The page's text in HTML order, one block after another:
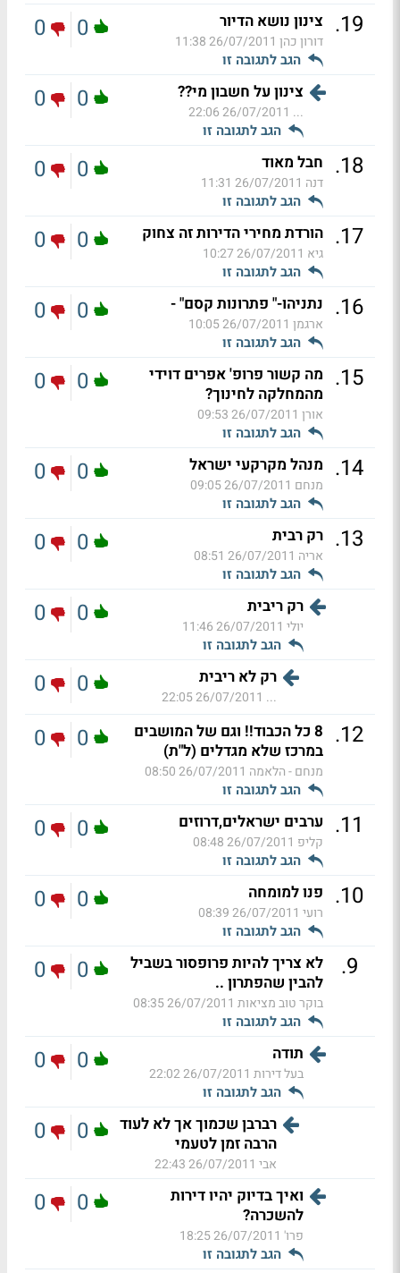
19
. צינון נושא הדיור
דורון כהן 26/07/2011 11:38
הגב לתגובה זו
0
0
צינון על חשבון מי??
...
26/07/2011 22:06
הגב לתגובה זו
0
0
18
. חבל מאוד
דנה 26/07/2011 11:31
הגב לתגובה זו
0
0
17
. הורדת מחירי הדירות זה צחוק
גיא 26/07/2011 10:27
הגב לתגובה זו
0
0
16
. נתניהו-" פתרונות קסם" -
ארגמן 26/07/2011 10:05
הגב לתגובה זו
0
0
15
.
מה קשור פרופ' אפרים דוידי
מהמחלקה לחינוך?
אורן 26/07/2011 09:53
הגב לתגובה זו
0
0
14
. מנהל מקרקעי ישראל
מנחם 26/07/2011 09:05
הגב לתגובה זו
0
0
13
. רק רבית
אריה 26/07/2011 08:51
הגב לתגובה זו
0
0
רק ריבית
יולי 26/07/2011 11:46
הגב לתגובה זו
0
0
רק לא ריבית
...
26/07/2011 22:05
0
0
12
.
8 כל הכבוד!! וגם של המושבים
במרכז שלא מגדלים (ל"ת)
מנחם - הלאמה 26/07/2011 08:50
הגב לתגובה זו
0
0
11
. ערבים ישראלים,דרוזים
קליפ 26/07/2011 08:48
הגב לתגובה זו
0
0
10
. פנו למומחה
רועי 26/07/2011 08:39
הגב לתגובה זו
0
0
9
.
לא צריך להיות פרופסור בשביל
להבין שהפתרון ..
בוקר טוב מציאות 26/07/2011 08:35
הגב לתגובה זו
0
0
תודה
בעל דירות 26/07/2011 22:02
הגב לתגובה זו
0
0
רברבן שכמוך אך לא לעוד
הרבה זמן לטעמי
אבי 26/07/2011 22:43
0
0
ואיך בדיוק יהיו דירות
להשכרה?
פרו' 26/07/2011 18:25
הגב לתגובה זו
0
0